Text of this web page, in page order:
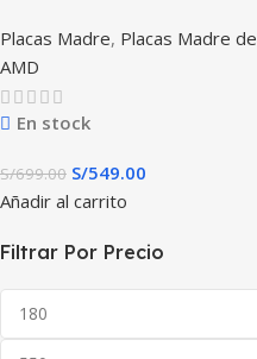
Filtrar Por Precio
Placas Madre, Placas Madre de
AMD
En stock
S/699.00 S/549.00
Añadir al carrito